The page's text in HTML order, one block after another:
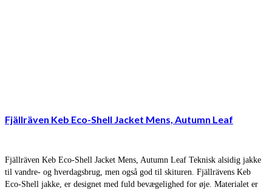
Fjällräven Keb Eco-Shell Jacket Mens, Autumn Leaf
Fjällräven Keb Eco-Shell Jacket Mens, Autumn Leaf Teknisk alsidig jakke
til vandre- og hverdagsbrug, men også god til skituren. Fjällrävens Keb
Eco-Shell jakke, er designet med fuld bevægelighed for øje. Materialet er